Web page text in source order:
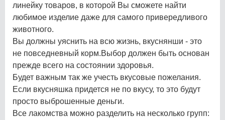
линейку товаров, в которой Вы сможете найти
любимое изделие даже для самого привередливого
животного.
Вы должны уяснить на всю жизнь, вкуснянши - это
не повседневный корм.Выбор должен быть основан
прежде всего на состоянии здоровья.
Будет важным так же учесть вкусовые пожелания.
Если вкусняшка придется не по вкусу, то это будут
просто выброшенные деньги.
Все лакомства можно разделить на несколько групп: